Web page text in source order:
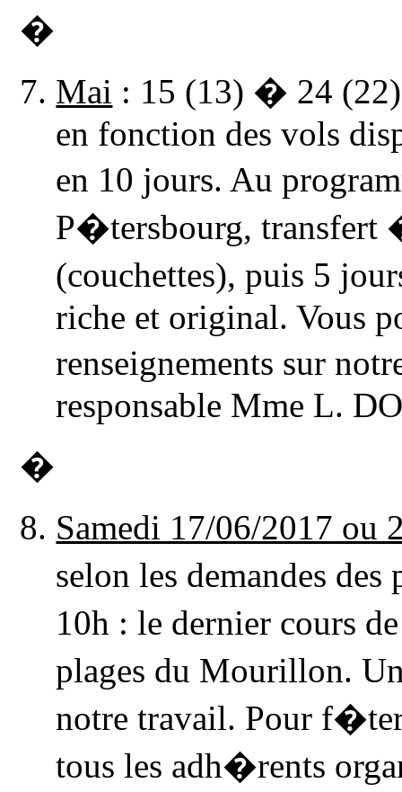
�
Mai : 15 (13) � 24
en fonction des vols
en 10 jours. Au
P�tersbourg, transfert
(couchettes), puis 5
riche et original. Vous
renseignements sur
responsable Mme L.
�
Samedi 17/06/2017 ou
selon les demandes
10h : le dernier cours
plages du Mourillon.
notre travail. Pour
tous les adh�rents